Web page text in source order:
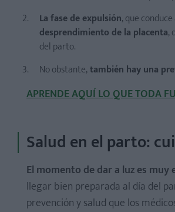
La fase de expulsión, que
desprendimiento de la placenta,
del parto.
No obstante,también hay una
APRENDE AQUÍ LO QUE TODA
Salud en el parto:
El momento de dar a luz es
llegar bien preparada al día del
prevención y salud que los